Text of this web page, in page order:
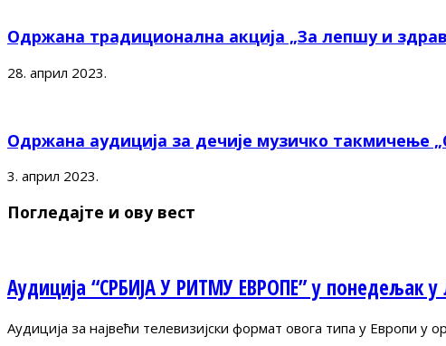
Одржана традиционална акција „За лепшу и
28. април 2023.
Одржана аудиција за дечије музичко такмичење
3. април 2023.
Погледајте и ову вест
Аудиција “СРБИЈА У РИТМУ ЕВРОПЕ” у понедељак у
Аудиција за највећи телевизијски формат овога типа у Европи у